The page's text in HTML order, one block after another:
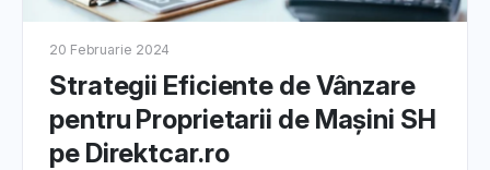
20 Februarie 2024
Strategii Eficiente de Vânzare
pentru Proprietarii de Mașini SH
pe Direktcar.ro